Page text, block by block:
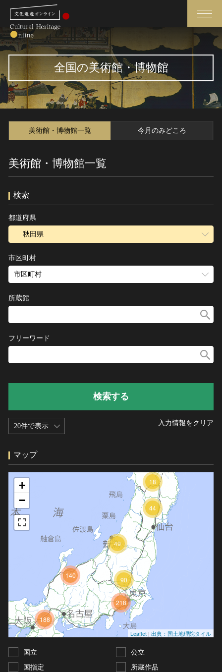
さらに詳細検索
作品一覧
世界遺産と無形文化遺産
世界遺産
無形文化遺産
動画で見る無形の文化財
ヘルプ
このサイトについて
文化遺産データベース
国指定文化財等データベース
全国の美術館・博物館
美術館・博物館一覧 今月のみどころ
美術館・博物館一覧
検索
都道府県
秋田県
市区町村
市区町村
所蔵館
フリーワード
検索する
20件で表示 入力情報をクリア
マップ
188
218
90
140
49
44
18
+
−
Leaflet | 出典：国土地理院タイル
国立 公立
国指定 所蔵作品